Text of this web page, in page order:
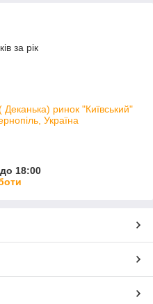
за рік
Деканька) ринок "Київський"
Україна
18:00